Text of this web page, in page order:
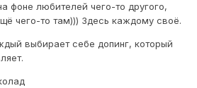
любителей чего-то другого,
чего-то там))) Здесь каждому своё.
выбирает себе допинг, который